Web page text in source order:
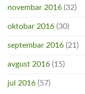
novembar 2016 (32)
oktobar 2016 (30)
septembar 2016 (21)
avgust 2016 (15)
jul 2016 (57)